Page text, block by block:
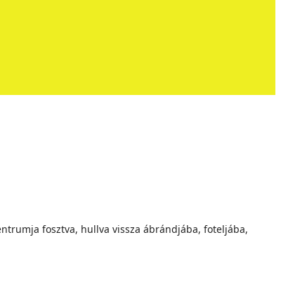
fosztva, hullva vissza ábrándjába, foteljába,